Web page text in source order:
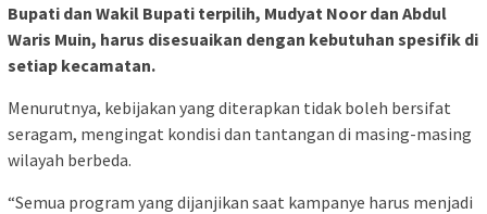
Bupati dan Wakil Bupati terpilih, Mudyat Noor dan Abdul
Waris Muin, harus disesuaikan dengan kebutuhan spesifik di
setiap kecamatan.
Menurutnya, kebijakan yang diterapkan tidak boleh bersifat
seragam, mengingat kondisi dan tantangan di masing-masing
wilayah berbeda.
“Semua program yang dijanjikan saat kampanye harus menjadi